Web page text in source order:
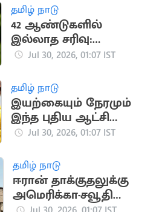
தமிழ் நாடு
42 ஆண்டுகளில்
இல்லாத சரிவு:
ஜப்பானில் குறைந்த
Jul 30, 2026, 01:07 IST
தமிழ் நாடு
இயற்கையும் நேரமும்
இந்த புதிய ஆட்சியை
உருவாக்கியது..
அர்ஜுனா
Jul 30, 2026, 01:07 IST
தமிழ் நாடு
ஈரான் தாக்குதலுக்கு
அமெரிக்கா-சவூதி